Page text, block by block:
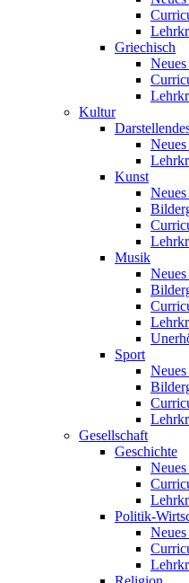
Griechisch
Kultur
Kunst
Musik
Sport
Gesellschaft
Geschichte
Politik-